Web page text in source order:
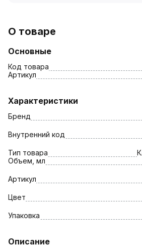
О товаре
Основные
Код товара
Артикул
Характеристики
Бренд
Внутренний код
Тип товара
Объем, мл
Артикул
Цвет
Упаковка
Описание